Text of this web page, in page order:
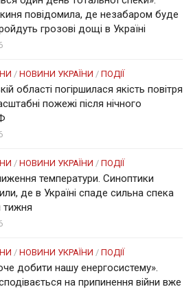
повідомила, де незабаром буде
грозові дощі в Україні
/ НОВИНИ УКРАЇНИ / ПОДІЇ
області погіршилася якість повітря
пожежі після нічного
/ НОВИНИ УКРАЇНИ / ПОДІЇ
температури. Синоптики
де в Україні спаде сильна спека
тижня
/ НОВИНИ УКРАЇНИ / ПОДІЇ
добити нашу енергосистему».
на припинення війни вже